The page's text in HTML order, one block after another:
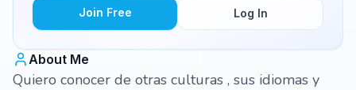
Join Free Log In
About Me
Quiero conocer de otras culturas , sus idiomas y